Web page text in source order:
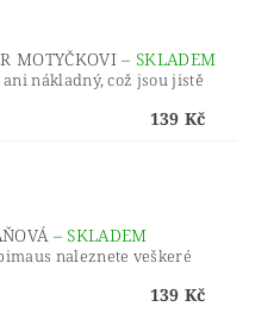
MOTYČKOVI– SKLADEM
nákladný, což jsou jistě
139 Kč
– SKLADEM
naleznete veškeré
139 Kč